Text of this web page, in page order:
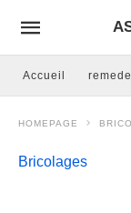
Accueil
HOMEPAGE
Bricolages